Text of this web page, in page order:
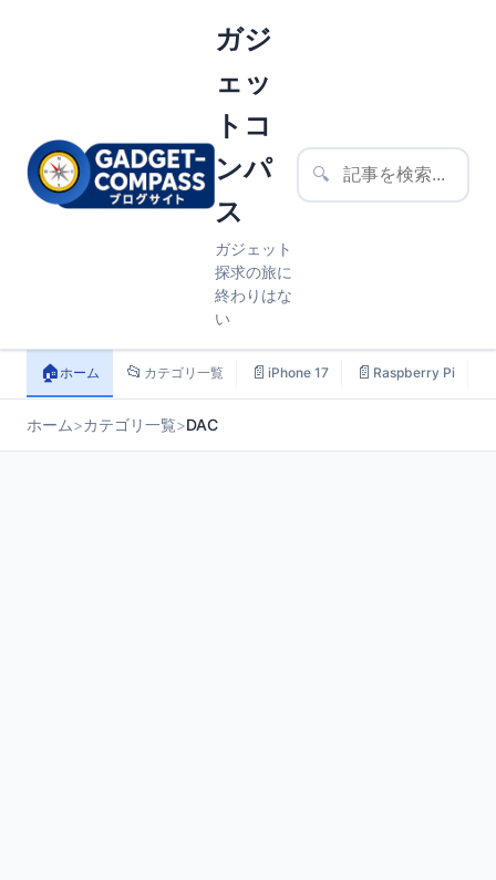
ガジ
ェッ
トコ
ンパ
ス
ガジェット
探求の旅に
終わりはな
い
🔍
🏠ホーム 📂 カテゴリ一覧 📄 iPhone 17 📄 Raspberry Pi
ホーム>カテゴリ一覧>DAC